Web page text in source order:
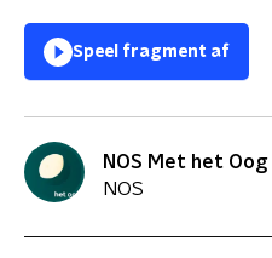
Speel fragment af
NOS Met het
NOS